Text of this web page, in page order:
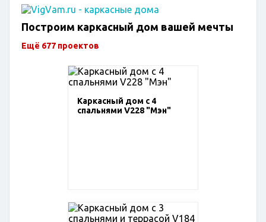
Построим каркасный дом вашей мечты
Ещё 677 проектов
Каркасный дом с 4
спальнями V228 "Мэн"